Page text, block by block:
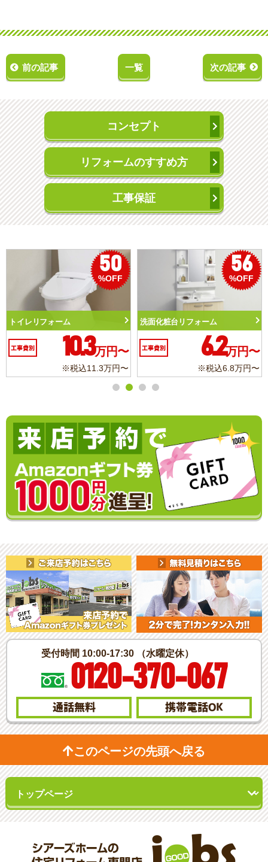
前の記事 一覧 次の記事
コンセプト
リフォームのすすめ方
工事保証
50
%OFF
トイレリフォーム
工事費別 10.3万円〜
※税込11.3万円〜
56
%OFF
洗面化粧台リフォーム
工事費別 6.2万円〜
※税込6.8万円〜
受付時間 10:00-17:30 （水曜定休）
0120-370-067
通話無料 携帯電話OK
このページの先頭へ戻る